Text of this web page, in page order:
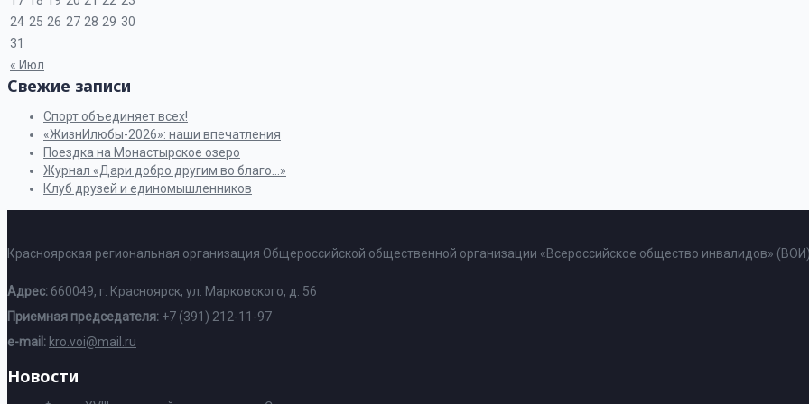
« Июл
24 25 26 27 28 29 30
31
Свежие записи
Спорт объединяет всех!
«ЖизнИлюбы-2026»: наши впечатления
Поездка на Монастырское озеро
Журнал «Дари добро другим во благо…»
Клуб друзей и единомышленников
Красноярская региональная организация Общероссийской общественной организации «Всероссийское общество инвалидов»
Адрес: 660049, г. Красноярск, ул. Марковского, д. 56
Приемная председателя: +7 (391) 212-11-97
e-mail: kro.voi@mail.ru
Новости